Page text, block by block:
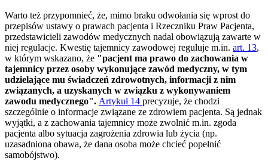
Warto też przypomnieć, że, mimo braku odwołania się wprost do
przepisów ustawy o prawach pacjenta i Rzeczniku Praw Pacjenta,
przedstawicieli zawodów medycznych nadal obowiązują zawarte w
niej regulacje. Kwestię tajemnicy zawodowej reguluje m.in. art. 13,
w którym wskazano, że "pacjent ma prawo do zachowania w
tajemnicy przez osoby wykonujące zawód medyczny, w tym
udzielające mu świadczeń zdrowotnych, informacji z nim
związanych, a uzyskanych w związku z wykonywaniem
zawodu medycznego". Artykuł 14 precyzuje, że chodzi
szczególnie o informacje związane ze zdrowiem pacjenta. Są jednak
wyjątki, a z zachowania tajemnicy może zwolnić m.in. zgoda
pacjenta albo sytuacja zagrożenia zdrowia lub życia (np.
uzasadniona obawa, że dana osoba może chcieć popełnić
samobójstwo).